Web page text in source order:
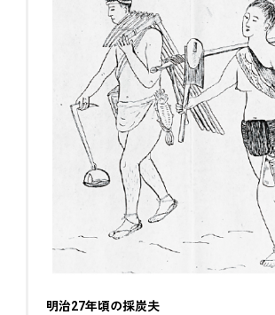
明治27年頃の採炭夫